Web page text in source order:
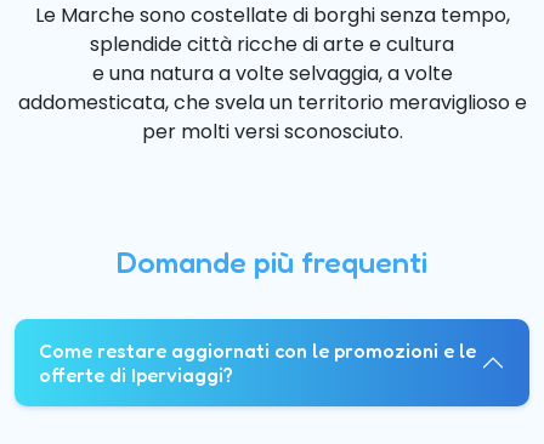
Le Marche sono costellate di borghi senza tempo,
splendide città ricche di arte e cultura
e una natura a volte selvaggia, a volte
addomesticata, che svela un territorio meraviglioso e
per molti versi sconosciuto.
Domande più frequenti
Come restare aggiornati con le promozioni e le
offerte di Iperviaggi?